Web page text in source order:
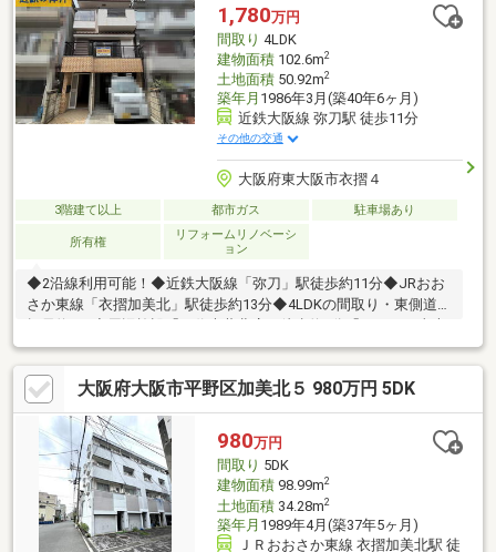
1,780万円
間取り 4LDK
建物面積102.6m2
土地面積50.92m2
築年月 1986年3月(築40年6ヶ月)
近鉄大阪線 弥刀駅 徒歩11分
その他の交通
大阪府東大阪市衣摺４
3階建て以上 都市ガス 駐車場あり
所有権
リフォームリノベーシ
ョン
◆2沿線利用可能！◆近鉄大阪線「弥刀」駅徒歩約11分◆JRおお
さか東線「衣摺加美北」駅徒歩約13分◆4LDKの間取り・東側道路
阪大蓮東1丁目店」徒歩約5分「ドラッグセイムス東大阪衣摺店」
徒歩約7分「セブンイレブン東大阪衣摺4丁目店」徒歩約5分「V・
drug衣摺加美北店」徒歩約5分
大阪府大阪市平野区加美北５ 980万円 5DK
980万円
間取り 5DK
建物面積98.99m2
土地面積34.28m2
築年月 1989年4月(築37年5ヶ月)
ＪＲおおさか東線 衣摺加美北駅 徒